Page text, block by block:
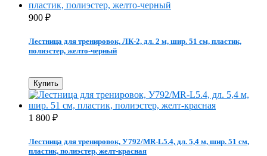
900 ₽
Лестница для тренировок, ЛК-2, дл. 2 м, шир. 51 см, пластик,
полиэстер, желто-черный
Купить
1 800 ₽
Лестница для тренировок, У792/MR-L5.4, дл. 5,4 м, шир. 51 см,
пластик, полиэстер, желт-красная